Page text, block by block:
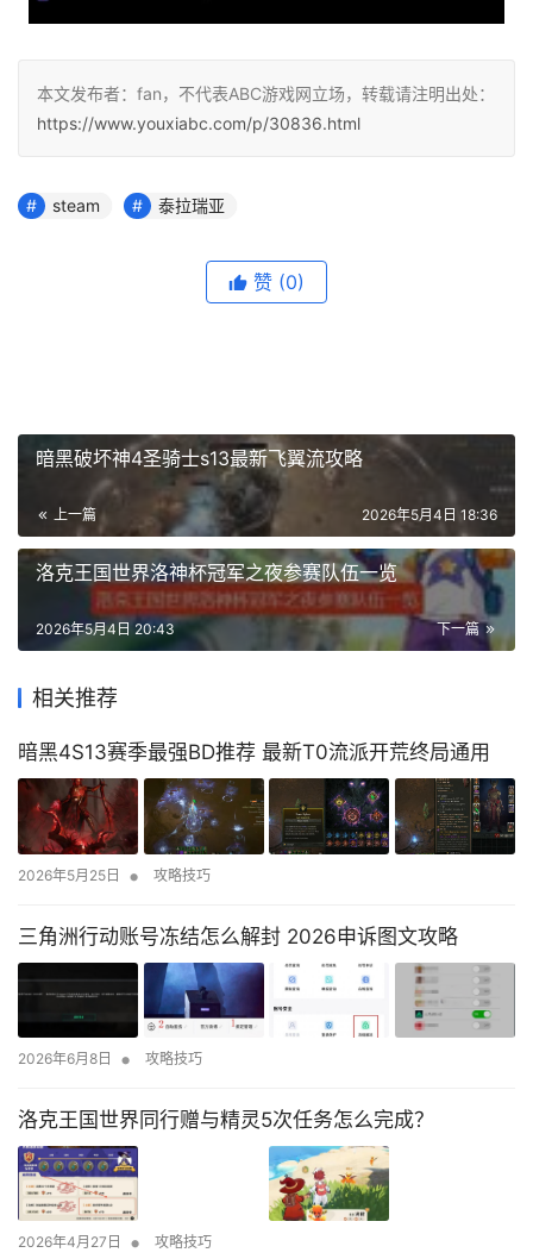
本文发布者：fan，不代表ABC游戏网立场，转载请注明出处：
https://www.youxiabc.com/p/30836.html
steam 泰拉瑞亚
赞 (0)
暗黑破坏神4圣骑士s13最新飞翼流攻略
上一篇 2026年5月4日 18:36
洛克王国世界洛神杯冠军之夜参赛队伍一览
下一篇
2026年5月4日 20:43
相关推荐
暗黑4S13赛季最强BD推荐 最新T0流派开荒终局通用
2026年5月25日 • 攻略技巧
三角洲行动账号冻结怎么解封 2026申诉图文攻略
2026年6月8日 • 攻略技巧
洛克王国世界同行赠与精灵5次任务怎么完成？
2026年4月27日 • 攻略技巧